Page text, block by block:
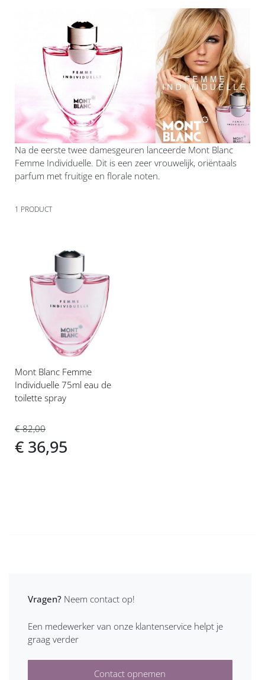
Na de eerste twee damesgeuren lanceerde Mont Blanc
Femme Individuelle. Dit is een zeer vrouwelijk, oriëntaals
parfum met fruitige en florale noten.
1 PRODUCT
Voeg
toe
aan
verlanglijst
Mont Blanc Femme
Individuelle 75ml eau de
toilette spray
€ 82,00
€ 36,95
Vragen? Neem contact op!
Een medewerker van onze klantenservice helpt je
graag verder
Contact opnemen